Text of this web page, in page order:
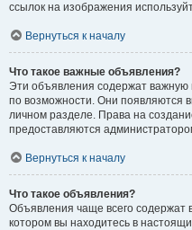
ссылок на изображения
Вернуться к началу
Что такое важные объявления?
Эти объявления содержат
по возможности. Они появляются
личном разделе. Права на
предоставляются
Вернуться к началу
Что такое объявления?
Объявления чаще всего
котором вы находитесь в